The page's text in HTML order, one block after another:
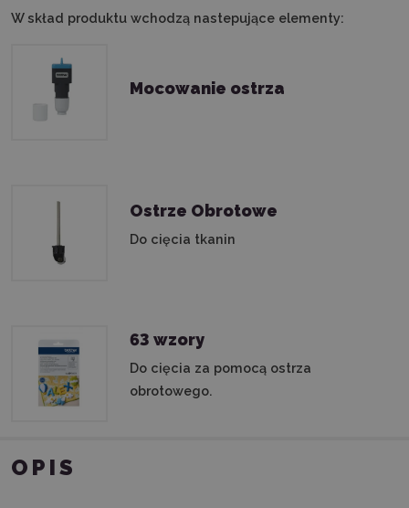
W skład produktu wchodzą nastepujące elementy:
Mocowanie ostrza
Ostrze Obrotowe
Do cięcia tkanin
63 wzory
Do cięcia za pomocą ostrza
obrotowego.
OPIS